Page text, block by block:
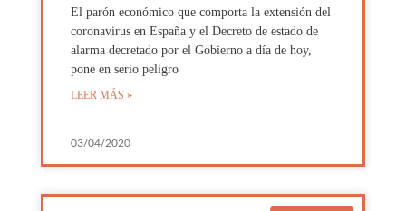
El parón económico que comporta la extensión del
coronavirus en España y el Decreto de estado de
alarma decretado por el Gobierno a día de hoy,
pone en serio peligro
LEER MÁS »
03/04/2020